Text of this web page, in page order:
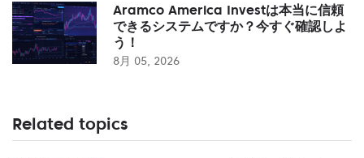
Aramco America Investは本当に信頼
できるシステムですか？今すぐ確認しよ
う！
8月 05, 2026
Related topics